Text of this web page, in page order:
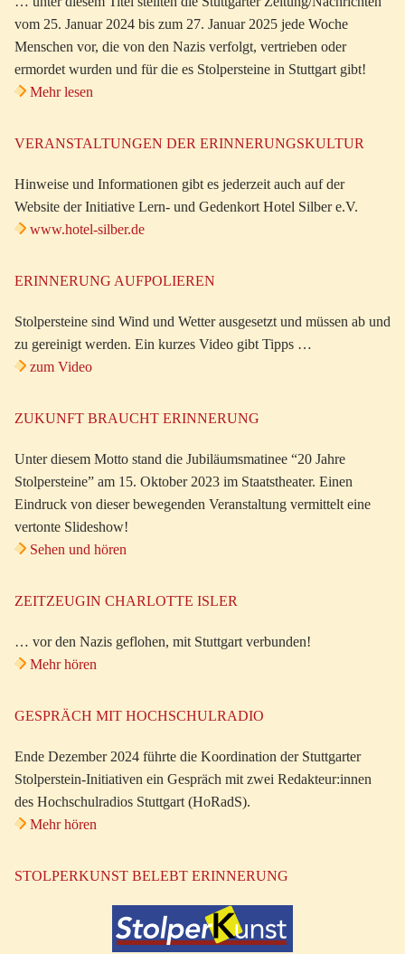
vom 25. Januar 2024 bis zum 27. Januar 2025 jede Woche
Menschen vor, die von den Nazis verfolgt, vertrieben oder
ermordet wurden und für die es Stolpersteine in Stuttgart gibt!
Mehr lesen
VERANSTALTUNGEN DER ERINNERUNGSKULTUR
Hinweise und Informationen gibt es jederzeit auch auf der
Website der Initiative Lern- und Gedenkort Hotel Silber e.V.
www.hotel-silber.de
ERINNERUNG AUFPOLIEREN
Stolpersteine sind Wind und Wetter ausgesetzt und müssen ab und
zu gereinigt werden. Ein kurzes Video gibt Tipps …
zum Video
ZUKUNFT BRAUCHT ERINNERUNG
Unter diesem Motto stand die Jubiläumsmatinee “20 Jahre
Stolpersteine” am 15. Oktober 2023 im Staatstheater. Einen
Eindruck von dieser bewegenden Veranstaltung vermittelt eine
vertonte Slideshow!
Sehen und hören
ZEITZEUGIN CHARLOTTE ISLER
… vor den Nazis geflohen, mit Stuttgart verbunden!
Mehr hören
GESPRÄCH MIT HOCHSCHULRADIO
Ende Dezember 2024 führte die Koordination der Stuttgarter
Stolperstein-Initiativen ein Gespräch mit zwei Redakteur:innen
des Hochschulradios Stuttgart (HoRadS).
Mehr hören
STOLPERKUNST BELEBT ERINNERUNG